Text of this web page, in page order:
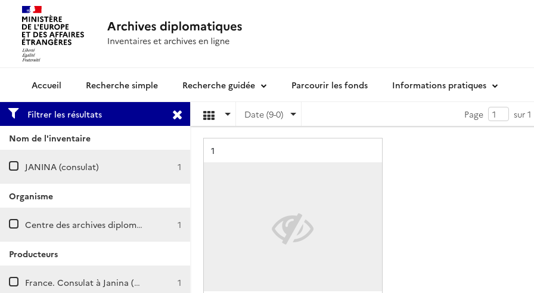
Archives diplomatiquesRecherche simple Recherche guidée Parcourir les fonds Informations pratiques
Filtrer les résultats
Nom de l'inventaire
JANINA (consulat) 1
Organisme
Centre des archives diplomatiques de Nantes 1
Producteurs
France. Consulat à Janina (Grèce) 1
Date (9-0) Page sur 1
Résultat n°
1